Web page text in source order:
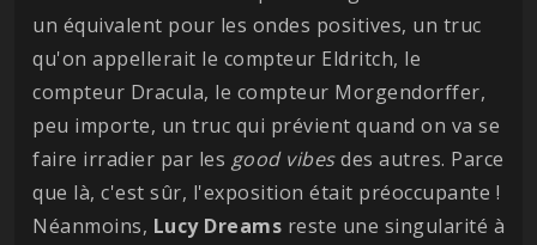
un équivalent pour les ondes positives, un truc
qu'on appellerait le compteur Eldritch, le
compteur Dracula, le compteur Morgendorffer,
peu importe, un truc qui prévient quand on va se
faire irradier par les good vibesdes autres. Parce
que là, c'est sûr, l'exposition était préoccupante !
Néanmoins, Lucy Dreams reste une singularité à